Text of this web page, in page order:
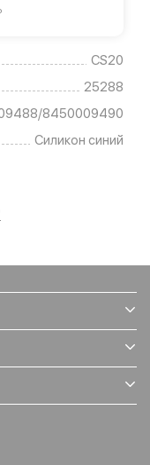
CS20
25288
8450009490
Силикон синий